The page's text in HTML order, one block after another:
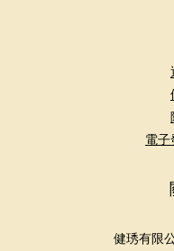
電子
健琇有限